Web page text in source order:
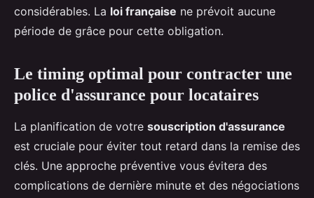
considérables. La loi française ne prévoit aucune
période de grâce pour cette obligation.
Le timing optimal pour contracter une
police d'assurance pour locataires
La planification de votre souscription d'assurance
est cruciale pour éviter tout retard dans la remise des
clés. Une approche préventive vous évitera des
complications de dernière minute et des négociations